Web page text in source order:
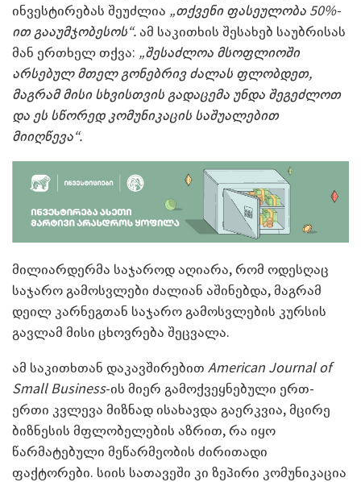
ინვესტირებას შეუძლია „თქვენი ფასეულობა 50%-
ით გააუმჯობესოს“.ამ საკითხის შესახებ საუბრისას
მან ერთხელ თქვა: „შესაძლოა მსოფლიოში
არსებულ მთელ გონებრივ ძალას ფლობდეთ,
მაგრამ მისი სხვისთვის გადაცემა უნდა შეგეძლოთ
და ეს სწორედ კომუნიკაცის საშუალებით
მიიღწევა“.
მილიარდერმა საჯაროდ აღიარა, რომ ოდესღაც
საჯარო გამოსვლები ძალიან აშინებდა, მაგრამ
დეილ კარნეგთან საჯარო გამოსვლების კურსის
გავლამ მისი ცხოვრება შეცვალა.
ამ საკითხთან დაკავშირებით American Journal of
Small Business-ის მიერ გამოქვეყნებული ერთ-
ერთი კვლევა მიზნად ისახავდა გაერკვია, მცირე
ბიზნესის მფლობელების აზრით, რა იყო
წარმატებული მეწარმეობის ძირითადი
ფაქტორები. სიის სათავეში კი ზეპირი კომუნიკაცია